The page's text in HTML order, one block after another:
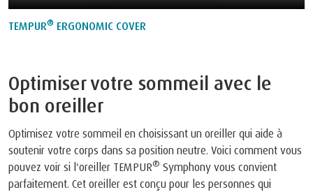
TEMPUR® ERGONOMIC COVER
Optimiser votre sommeil avec le
bon oreiller
Optimisez votre sommeil en choisissant un oreiller qui aide à
soutenir votre corps dans sa position neutre. Voici comment vous
pouvez voir si l'oreiller TEMPUR® Symphony vous convient
parfaitement. Cet oreiller est conçu pour les personnes qui